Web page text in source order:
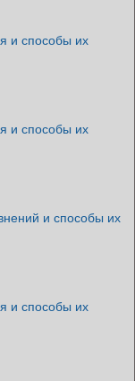
и способы их
и способы их
и способы их
и способы их